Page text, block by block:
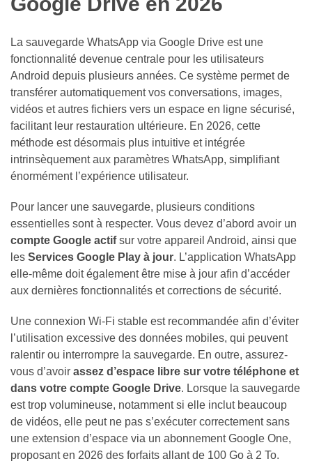
Innovations
(1)
Organisation
Productivité
(1)
La sauvegarde WhatsApp via Google Drive est une
fonctionnalité devenue centrale pour les utilisateurs
Android depuis plusieurs années. Ce système permet de
transférer automatiquement vos conversations, images,
vidéos et autres fichiers vers un espace en ligne sécurisé,
facilitant leur restauration ultérieure. En 2026, cette
méthode est désormais plus intuitive et intégrée
intrinsèquement aux paramètres WhatsApp, simplifiant
énormément l’expérience utilisateur.
Pour lancer une sauvegarde, plusieurs conditions
essentielles sont à respecter. Vous devez d’abord avoir un
compte Google actifsur votre appareil Android, ainsi que
les Services Google Play à jour. L’application WhatsApp
elle-même doit également être mise à jour afin d’accéder
aux dernières fonctionnalités et corrections de sécurité.
Une connexion Wi-Fi stable est recommandée afin d’éviter
l’utilisation excessive des données mobiles, qui peuvent
ralentir ou interrompre la sauvegarde. En outre, assurez-
vous d’avoir assez d’espace libre sur votre téléphone et
dans votre compte Google Drive. Lorsque la sauvegarde
est trop volumineuse, notamment si elle inclut beaucoup
de vidéos, elle peut ne pas s’exécuter correctement sans
une extension d’espace via un abonnement Google One,
proposant en 2026 des forfaits allant de 100 Go à 2 To.